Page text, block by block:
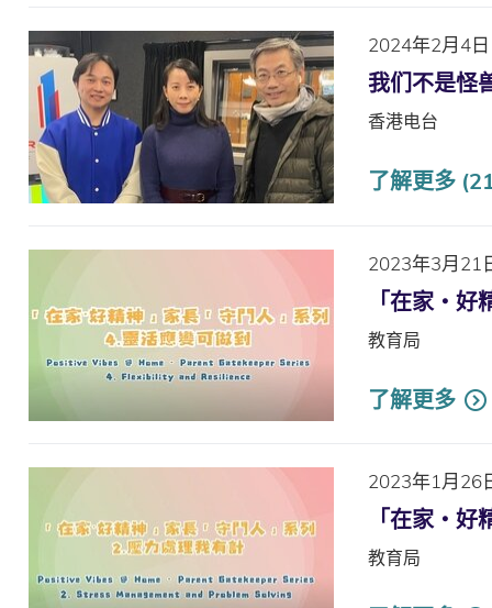
2024年2月4日
我们不是怪
香港电台
了解更多
2023年3月21
「在家・
教育局
了解更多
2023年1月26
「在家・
教育局